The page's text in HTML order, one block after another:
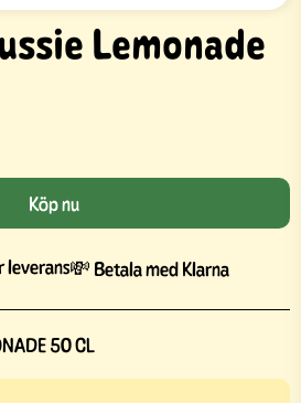
Lemonade
Köp nu
💸 Betala med Klarna
50 CL